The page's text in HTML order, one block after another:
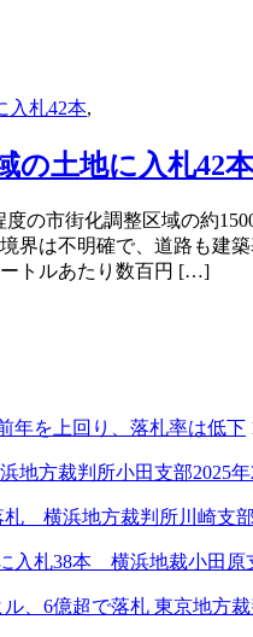
入札42本,
の土地に入札42
の市街化調整区域の約
界は不明確で、道路も建
トルあたり数百円 […]
年を上回り、落札率は低下
地方裁判所小田支部2025
横浜地方裁判所川崎支
入札38本 横浜地裁小田原
、6億超で落札 東京地方